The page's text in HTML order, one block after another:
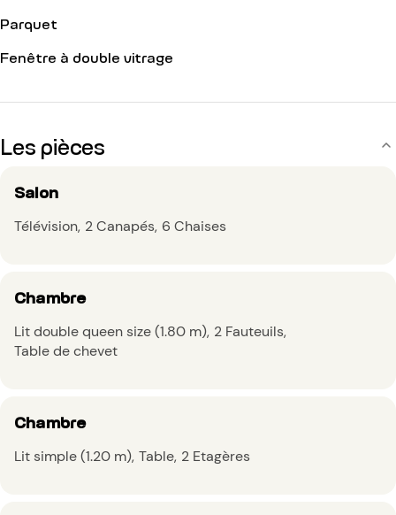
Parquet
Fenêtre à double vitrage
Les pièces
Salon
Télévision 2 Canapés 6 Chaises
Chambre
Lit double queen size (1.80 m) 2 Fauteuils
Table de chevet
Chambre
Lit simple (1.20 m) Table 2 Etagères